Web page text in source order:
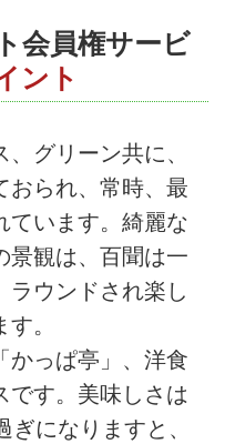
会員権サービ
ント
グリーン共に、
おられ、常時、最
ています。綺麗な
景観は、百聞は一
ウンドされ楽し
。
かっぱ亭」、洋食
です。美味しさは
になりますと、